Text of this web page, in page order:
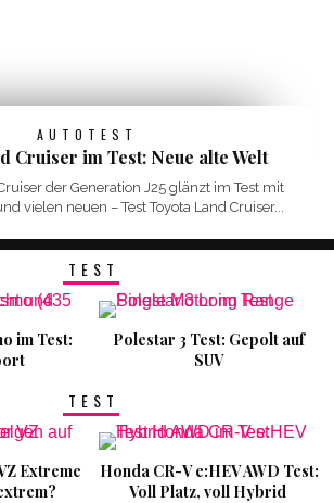
AUTOTEST
Cruiser im Test: Neue alte Welt
der Generation J25 glänzt im Test mit
vielen neuen – Test Toyota Land Cruiser...
TEST
im Test:
Polestar 3 Test: Gepolt auf
SUV
TEST
Extreme
Honda CR-V e:HEV AWD Test:
Voll Platz, voll Hybrid